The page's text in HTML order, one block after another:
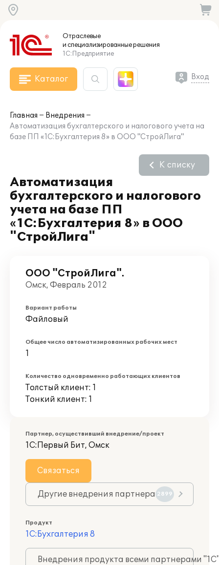
Отраслевые
и специализированныерешения
1С:Предприятие
Каталог Вход
Главная
Внедрения
Автоматизация бухгалтерского и налогового учета на
базе ПП «1С:Бухгалтерия 8» в ООО "СтройЛига"
Автоматизация
бухгалтерского и налогового
учета на базе ПП
«1С:Бухгалтерия 8» в ООО
"СтройЛига"
К списку
ООО "СтройЛига".
Омск, Февраль 2012
Вариант работы
Файловый
Общее число автоматизированных рабочих мест
1
Количество одновременно работающих клиентов
Толстый клиент: 1
Тонкий клиент: 1
Партнер, осуществивший внедрение/проект
1С:Первый Бит, Омск
Связаться
Другие внедрения партнера 2899
Продукт
1С:Бухгалтерия 8
Внедрения продукта всеми партнерами